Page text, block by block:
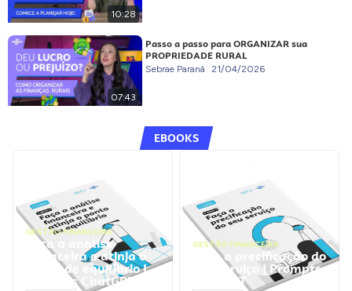
10:28
07:43
Passo a passo para ORGANIZAR sua
PROPRIEDADE RURAL
Sebrae Paraná 21/04/2026
EBOOKS
GESTÃO FINANCEIRA
Faça a análise
financeira e atinja o
ponto de equilíbrio |
Prompts ChatGPT
GESTÃO FINANCEIRA
Faça a precificação do
seu serviço | Prompts
ChatGPT